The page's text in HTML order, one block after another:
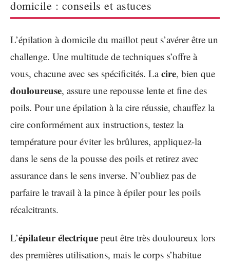
domicile : conseils et astuces
L’épilation à domicile du maillot peut s’avérer être un
challenge. Une multitude de techniques s’offre à
vous, chacune avec ses spécificités. Lacire, bien que
douloureuse, assure une repousse lente et fine des
poils. Pour une épilation à la cire réussie, chauffez la
cire conformément aux instructions, testez la
température pour éviter les brûlures, appliquez-la
dans le sens de la pousse des poils et retirez avec
assurance dans le sens inverse. N’oubliez pas de
parfaire le travail à la pince à épiler pour les poils
récalcitrants.
L’épilateur électrique peut être très douloureux lors
des premières utilisations, mais le corps s’habitue